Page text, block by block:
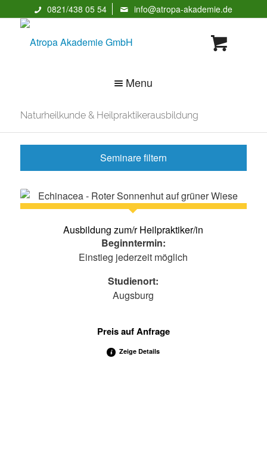
0821/438 05 54 info@atropa-akademie.de
Menu
Naturheilkunde & Heilpraktikerausbildung
Seminare filtern
Heilpraktikerausbildun
Psychologieausbildun
Tierheilkunde &
Tierheilpraktikerausbil
Massageausbildungen
& Seminare
Prüfungsvorbereitung
Ausbildung zum/r Heilpraktiker/in
Beginntermin:
Einstieg jederzeit möglich
Studienort:
Augsburg
Preis auf Anfrage
Zeige Details